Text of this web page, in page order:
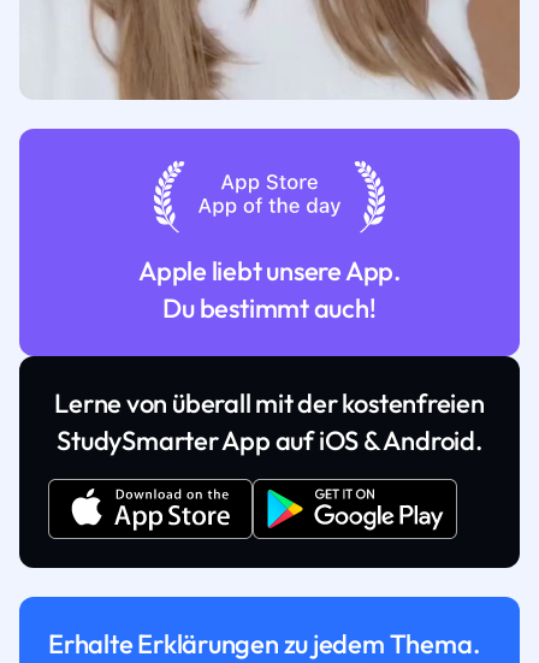
Apple liebt unsere App.
Du bestimmt auch!
Lerne von überall mit der kostenfreien
StudySmarter App auf iOS & Android.
Erhalte Erklärungen zu jedem Thema.